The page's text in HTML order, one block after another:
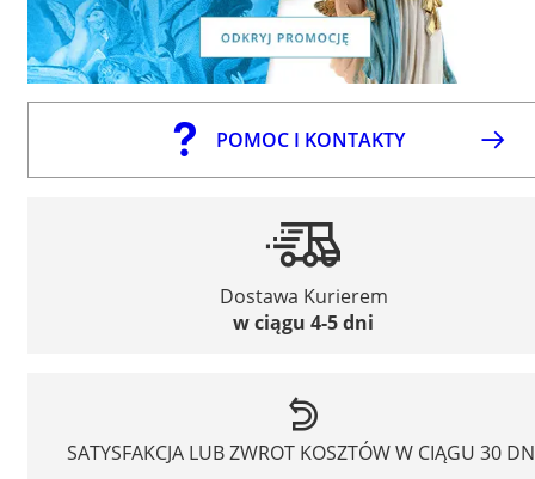
POMOC I KONTAKTY
Dostawa Kurierem
w ciągu 4-5 dni
SATYSFAKCJA LUB ZWROT KOSZTÓW W CIĄGU 30